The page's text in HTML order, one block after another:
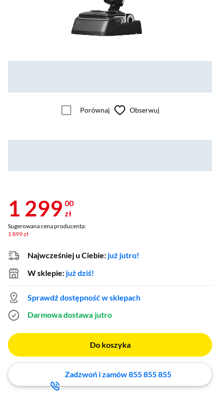
Porównaj Obserwuj
1 299 00
zł
Sugerowana cena producenta:
1 899 zł
Najwcześniej u Ciebie: już jutro!
W sklepie: już dziś!
Sprawdź dostępność w sklepach
Darmowa dostawa jutro
Do koszyka
Zadzwoń i zamów 855 855 855